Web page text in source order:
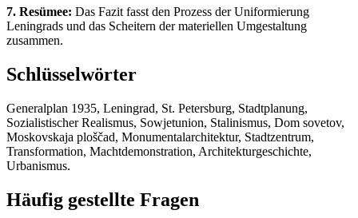
7. Resümee: Das Fazit fasst den Prozess der Uniformierung
Leningrads und das Scheitern der materiellen Umgestaltung
zusammen.
Schlüsselwörter
Generalplan 1935, Leningrad, St. Petersburg, Stadtplanung,
Sozialistischer Realismus, Sowjetunion, Stalinismus, Dom sovetov,
Moskovskaja ploščad, Monumentalarchitektur, Stadtzentrum,
Transformation, Machtdemonstration, Architekturgeschichte,
Urbanismus.
Häufig gestellte Fragen